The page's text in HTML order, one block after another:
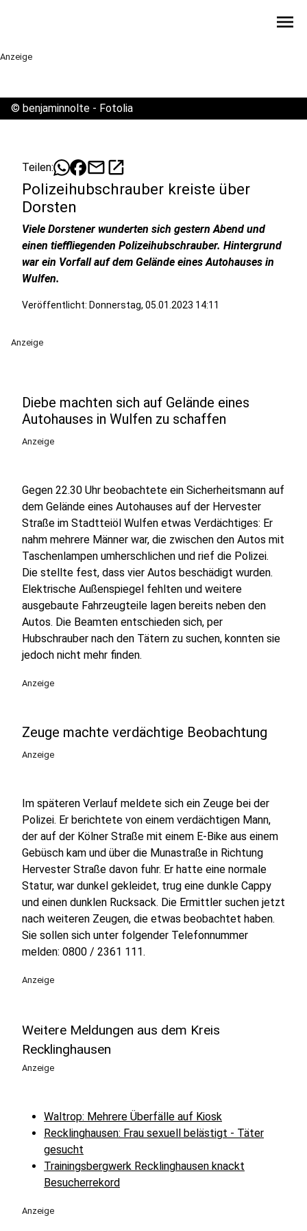
menu
Anzeige
© benjaminnolte - Fotolia
Teilen: mailopen_in_new
Polizeihubschrauber kreiste über
Dorsten
Viele Dorstener wunderten sich gestern Abend und
einen tieffliegenden Polizeihubschrauber. Hintergrund
war ein Vorfall auf dem Gelände eines Autohauses in
Wulfen.
Veröffentlicht: Donnerstag, 05.01.2023 14:11
Anzeige
Diebe machten sich auf Gelände eines
Autohauses in Wulfen zu schaffen
Anzeige
Gegen 22.30 Uhr beobachtete ein Sicherheitsmann auf
dem Gelände eines Autohauses auf der Hervester
Straße im Stadtteiöl Wulfen etwas Verdächtiges: Er
nahm mehrere Männer war, die zwischen den Autos mit
Taschenlampen umherschlichen und rief die Polizei.
Die stellte fest, dass vier Autos beschädigt wurden.
Elektrische Außenspiegel fehlten und weitere
ausgebaute Fahrzeugteile lagen bereits neben den
Autos. Die Beamten entschieden sich, per
Hubschrauber nach den Tätern zu suchen, konnten sie
jedoch nicht mehr finden.
Anzeige
Zeuge machte verdächtige Beobachtung
Anzeige
Im späteren Verlauf meldete sich ein Zeuge bei der
Polizei. Er berichtete von einem verdächtigen Mann,
der auf der Kölner Straße mit einem E-Bike aus einem
Gebüsch kam und über die Munastraße in Richtung
Hervester Straße davon fuhr. Er hatte eine normale
Statur, war dunkel gekleidet, trug eine dunkle Cappy
und einen dunklen Rucksack. Die Ermittler suchen jetzt
nach weiteren Zeugen, die etwas beobachtet haben.
Sie sollen sich unter folgender Telefonnummer
melden: 0800 / 2361 111.
Anzeige
Weitere Meldungen aus dem Kreis
Recklinghausen
Anzeige
Waltrop: Mehrere Überfälle auf Kiosk
Recklinghausen: Frau sexuell belästigt - Täter
gesucht
Trainingsbergwerk Recklinghausen knackt
Besucherrekord
Anzeige